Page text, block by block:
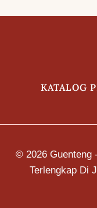
KATALOG
© 2026 Guenteng
Terlengkap Di